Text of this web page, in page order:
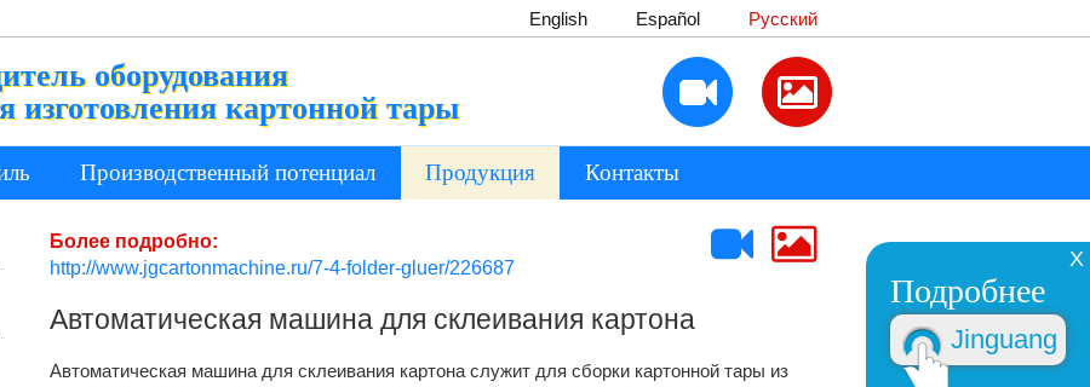
English Español Русский
оборудования
изготовления картонной тары
Производственный потенциал Продукция Контакты
Более подробно:
http://www.jgcartonmachine.ru/7-4-folder-gluer/226687
Автоматическая машина для склеивания картона
Автоматическая машина для склеивания картона служит для сборки картонной тары из
X
Подробнее
Jinguang